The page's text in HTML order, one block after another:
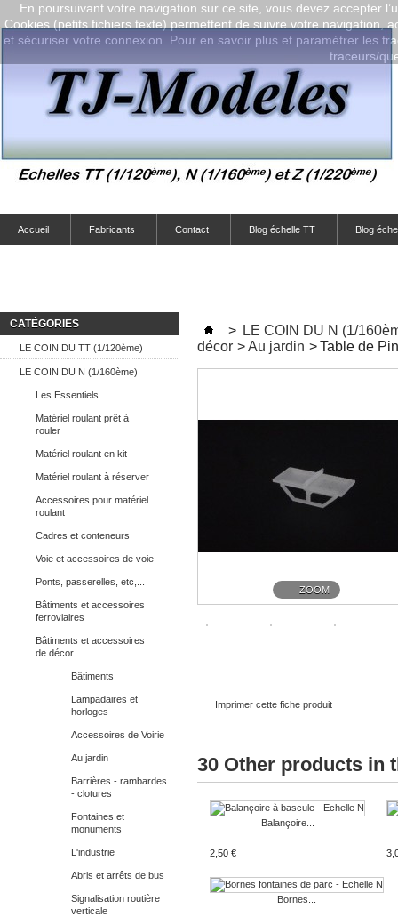
Accueil Fabricants Contact Blog échelle TT Blog
CATÉGORIES
LE COIN DU TT (1/120ème)
LE COIN DU N (1/160ème)
Les Essentiels
Matériel roulant prêt à
rouler
Matériel roulant en kit
Matériel roulant à réserver
Accessoires pour matériel
roulant
Cadres et conteneurs
Voie et accessoires de voie
Ponts, passerelles, etc,...
Bâtiments et accessoires
ferroviaires
Bâtiments et accessoires
de décor
Bâtiments
Lampadaires et
horloges
Accessoires de Voirie
Au jardin
Barrières - rambardes
- clotures
Fontaines et
monuments
L'industrie
Abris et arrêts de bus
Signalisation routière
verticale
> LE COIN DU N (1/
décor >Au jardin >Table de
ZOOM
Imprimer cette fiche produit
30 Other products in
Balançoire...
2,50 €
Bornes...
En poursuivant votre navigation sur ce site, vous devez accepter
Cookies (petits fichiers texte) permettent de suivre votre navigation,
et sécuriser votre connexion. Pour en savoir plus et paramétrer les
traceurs/